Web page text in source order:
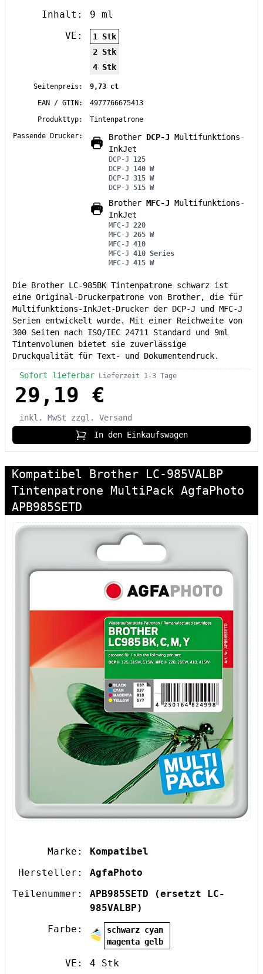
Inhalt:
9 ml
VE:
1 Stk
2 Stk
4 Stk
Seitenpreis:
9,73 ct
EAN / GTIN:
4977766675413
Produkttyp:
Tintenpatrone
Passende Drucker:
Brother DCP-J Multifunktions-
InkJet
DCP-J 125
DCP-J 140 W
DCP-J 315 W
DCP-J 515 W
Brother MFC-J Multifunktions-
InkJet
MFC-J 220
MFC-J 265 W
MFC-J 410
MFC-J 410 Series
MFC-J 415 W
Die Brother LC-985BK Tintenpatrone schwarz ist
eine Original-Druckerpatrone von Brother, die für
Multifunktions-InkJet-Drucker der DCP-J und MFC-J
Serien entwickelt wurde. Mit einer Reichweite von
300 Seiten nach ISO/IEC 24711 Standard und 9ml
Tintenvolumen bietet sie zuverlässige
Druckqualität für Text- und Dokumentendruck.
Sofort lieferbar Lieferzeit 1-3 Tage
29,19 €
inkl. MwSt
zzgl. Versand
In den Einkaufswagen
Kompatibel Brother LC-985VALBP
Tintenpatrone MultiPack AgfaPhoto
APB985SETD
Marke:
Kompatibel
Hersteller:
AgfaPhoto
Teilenummer:
APB985SETD
(ersetzt LC-
985VALBP)
Farbe:
schwarz cyan
magenta gelb
VE: 4 Stk